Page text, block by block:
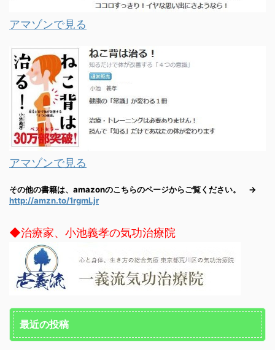
アマゾンで見る
アマゾンで見る
その他の書籍は、amazonのこちらのページからご覧ください。 →
http://amzn.to/1rgmLjr
◆治療家、小池義孝の気功治療院
最近の投稿